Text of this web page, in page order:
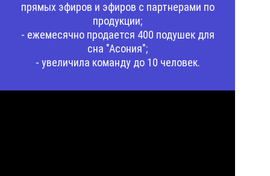
прямых эфиров и эфиров с партнерами по
продукции;
- ежемесячно продается 400 подушек для
сна "Асония";
- увеличила команду до 10 человек.